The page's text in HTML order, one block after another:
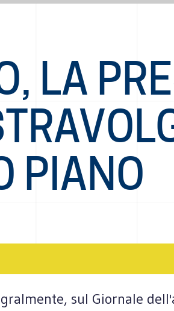
LA
PIANO
sul Giornale